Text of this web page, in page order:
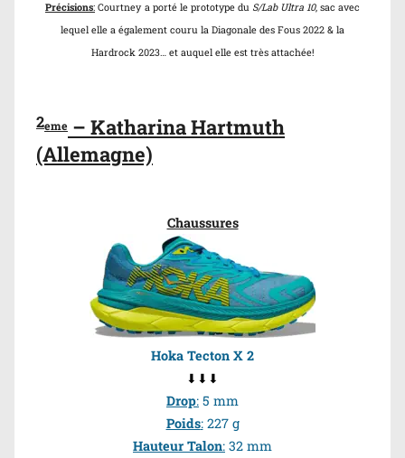
Précisions: Courtney a porté le prototype du S/Lab Ultra 10, sac avec
lequel elle a également couru la Diagonale des Fous 2022 & la
Hardrock 2023… et auquel elle est très attachée!
2eme – Katharina Hartmuth
(Allemagne)
Chaussures
Hoka Tecton X 2
⬇⬇⬇
Drop: 5 mm
Poids:227 g
Hauteur Talon: 32 mm